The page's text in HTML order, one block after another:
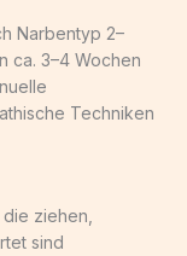
Narbentyp 2–
ca. 3–4 Wochen
Techniken
ziehen,
sind